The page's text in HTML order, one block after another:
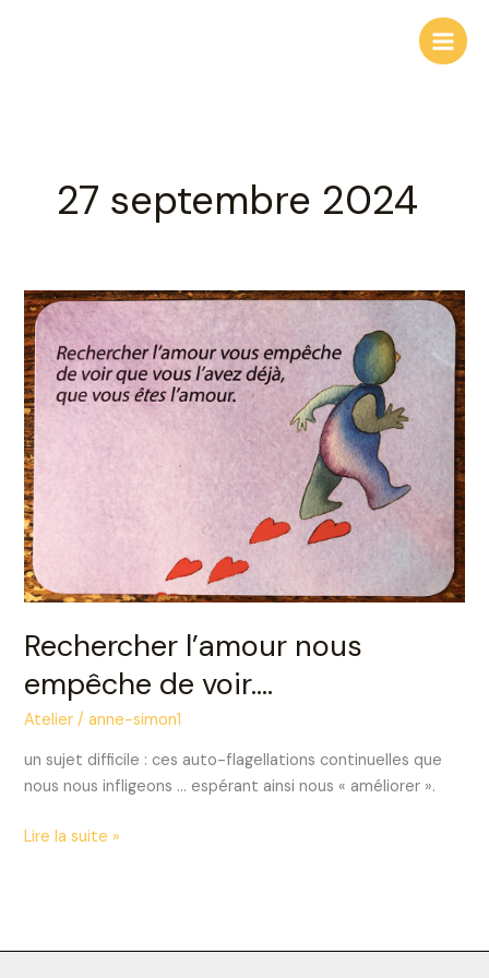
27 septembre 2024
Rechercher l’amour nous
empêche de voir….
Atelier /anne-simon1
un sujet difficile : ces auto-flagellations continuelles que
nous nous infligeons … espérant ainsi nous « améliorer ».
Rechercher
l’amour
nous
empêche
de
voir….
Lire la suite »